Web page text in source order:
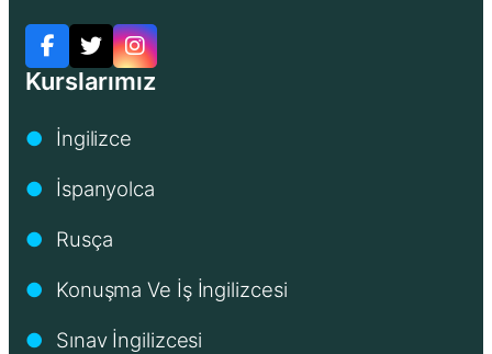
Kurslarımız
● İngilizce
● İspanyolca
● Rusça
● Konuşma Ve İş İngilizcesi
● Sınav İngilizcesi